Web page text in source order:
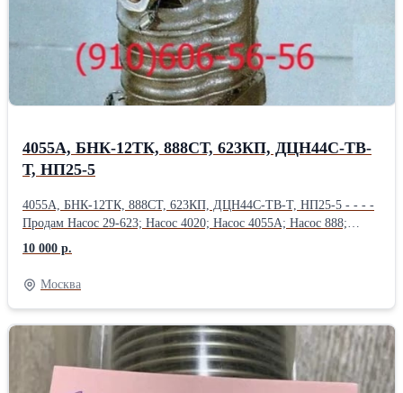
4055А, БНК-12ТК, 888СТ, 623КП, ДЦН44С-ТВ-
Т, НП25-5
4055А, БНК-12ТК, 888СТ, 623КП, ДЦН44С-ТВ-Т, НП25-5 - - - -
Продам Насос 29-623; Насос 4020; Насос 4055А; Насос 888;
Насос 888А; Насос 888СТ; Насос 890; Насос 890С; Насос 892АМ;
Продам Насос 918 (МТ-800 ); Насос 918А ( МТ-800 );
Насос 918Б ( МТ-800 ); Насос БНК-10ТК; Насос БНК-12ТК;
Насос 4062 ( МТ-800 ); Насос 435ФТ; Продам
Насос 463Б (МВ-280Б); Насос 465А; Насос 465Д (МП-6000-2с);
Насос 465К; Насос 465К ( Д-4500К); Насос 465МТВ; Продам
Насос 465МТВ (Д-1500ТВ); Насос 465П; Насос 623;
Насос 623АНМ; Насос 623Б; Насос 623К; Насос 623КП;
Насос 623Т1; Продам Насос 623Я; Насос 702М.500; Насос 876А;
10 000 р.
Москва